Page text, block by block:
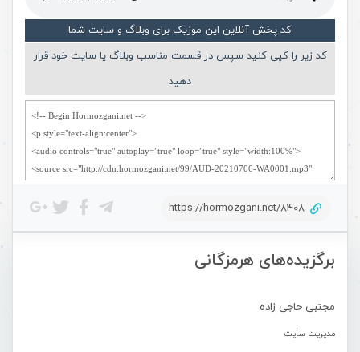
برگزیده‌های هرمزگانی
مجتبی حاجی زاده
مدیریت سایت
کد پخش آنلاین این موزیک برای وبلاگ و سایت شما
کد زیر را کپی کنید سپس در قسمت مناسب وبلاگ یا سایت خود قرار
دهید
https://hormozgani.net/8408